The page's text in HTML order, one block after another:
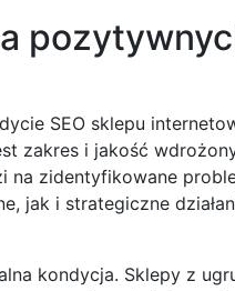
SEO sklepu
zakres i jakość
na zidentyfikowane
jak i strategiczne
kondycja. Sklepy z